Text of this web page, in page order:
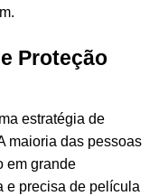
Proteção
estratégia de
maioria das pessoas
em grande
e precisa de película